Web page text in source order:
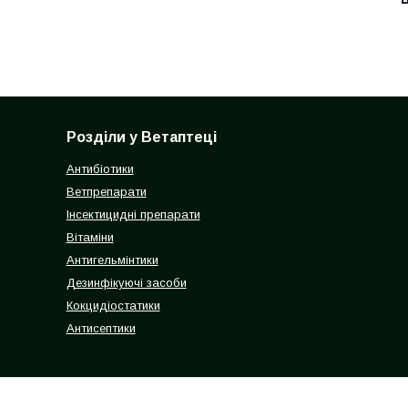
Розділи у Ветаптеці
Антибіотики
Ветпрепарати
Інсектицидні препарати
Вітаміни
Антигельмінтики
Дезинфікуючі засоби
Кокцидіостатики
Антисептики